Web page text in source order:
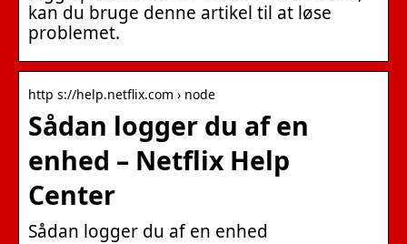
kan du bruge denne artikel til at løse
problemet.
http s://help.netflix.com › node
Sådan logger du af en
enhed – Netflix Help
Center
Sådan logger du af en enhed